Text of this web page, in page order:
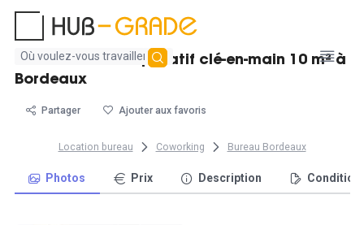
Aucun
résultat
Location bureau privatif clé-en-main 10 m² à
Bordeaux
Partager Ajouter aux favoris
Location bureau Coworking Bureau Bordeaux
Photos Prix Description